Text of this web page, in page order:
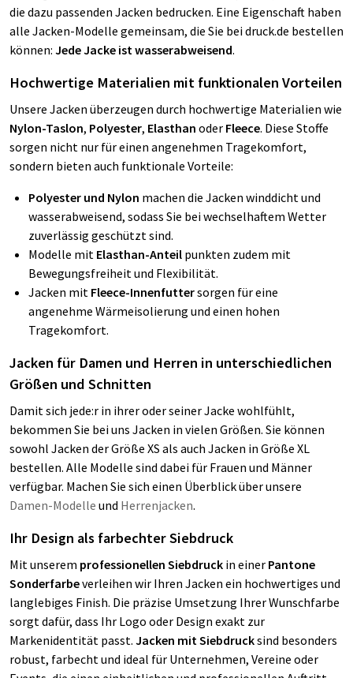
die dazu passenden Jacken bedrucken. Eine Eigenschaft haben
alle Jacken-Modelle gemeinsam, die Sie bei druck.de bestellen
können: Jede Jacke ist wasserabweisend.
Hochwertige Materialien mit funktionalen Vorteilen
Unsere Jacken überzeugen durch hochwertige Materialien wie
Nylon-Taslon, Polyester, Elasthan oder Fleece. Diese Stoffe
sorgen nicht nur für einen angenehmen Tragekomfort,
sondern bieten auch funktionale Vorteile:
Polyester und Nylon machen die Jacken winddicht und
wasserabweisend, sodass Sie bei wechselhaftem Wetter
zuverlässig geschützt sind.
Modelle mit Elasthan-Anteil punkten zudem mit
Bewegungsfreiheit und Flexibilität.
Jacken mit Fleece-Innenfuttersorgen für eine
angenehme Wärmeisolierung und einen hohen
Tragekomfort.
Jacken für Damen und Herren in unterschiedlichen
Größen und Schnitten
Damit sich jede:r in ihrer oder seiner Jacke wohlfühlt,
bekommen Sie bei uns Jacken in vielen Größen. Sie können
sowohl Jacken der Größe XS als auch Jacken in Größe XL
bestellen. Alle Modelle sind dabei für Frauen und Männer
verfügbar. Machen Sie sich einen Überblick über unsere
Damen-Modelle und Herrenjacken.
Ihr Design als farbechter Siebdruck
Mit unserem professionellen Siebdruck in einer Pantone
Sonderfarbeverleihen wir Ihren Jacken ein hochwertiges und
langlebiges Finish. Die präzise Umsetzung Ihrer Wunschfarbe
sorgt dafür, dass Ihr Logo oder Design exakt zur
Markenidentität passt. Jacken mit Siebdrucksind besonders
robust, farbecht und ideal für Unternehmen, Vereine oder